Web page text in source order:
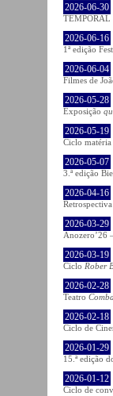
2026-06-30
TEMPORAL
2026-06-16
1ª edição
2026-06-04
Filmes de
2026-05-28
Exposição
2026-05-19
Ciclo
2026-05-07
3.ª edição
2026-04-16
2026-03-29
Anozero’26
2026-03-19
Ciclo Rober
2026-02-28
Teatro
2026-02-18
Ciclo de
2026-01-29
15.ª edição
2026-01-12
Ciclo de